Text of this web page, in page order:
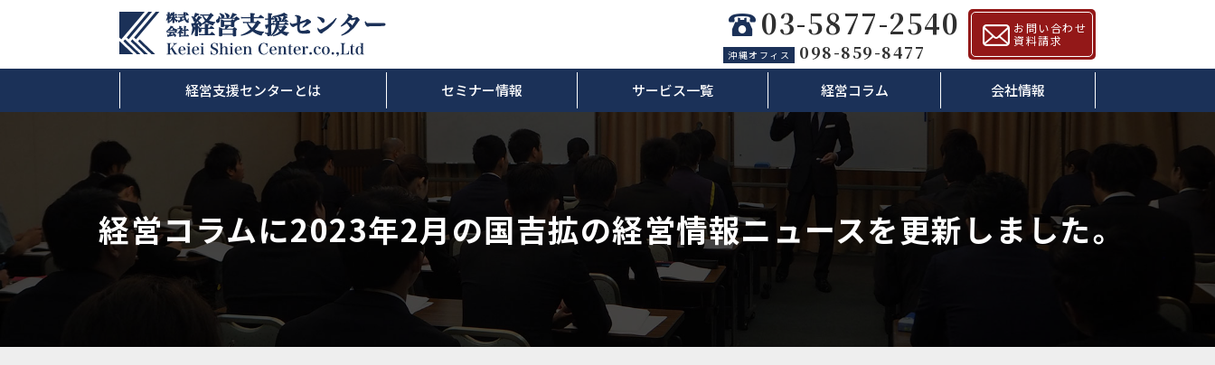
03-5877-2540
沖縄オフィス 098-859-8477
お問い合わせ
資料請求
経営支援センターとは セミナー情報 サービス一覧 経営コラム 会社情報
経営コラムに2023年2月の国吉拡の経営情報ニュースを更新しました。